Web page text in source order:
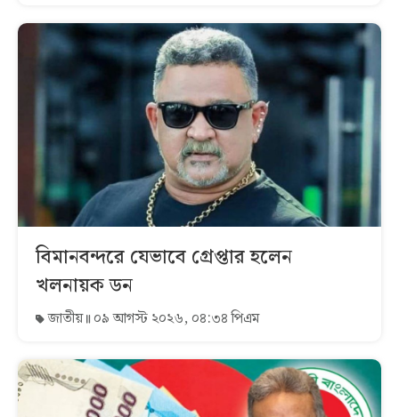
বিমানবন্দরে যেভাবে গ্রেপ্তার হলেন
খলনায়ক ডন
জাতীয় ০৯ আগস্ট ২০২৬, ০৪:৩৪ পিএম